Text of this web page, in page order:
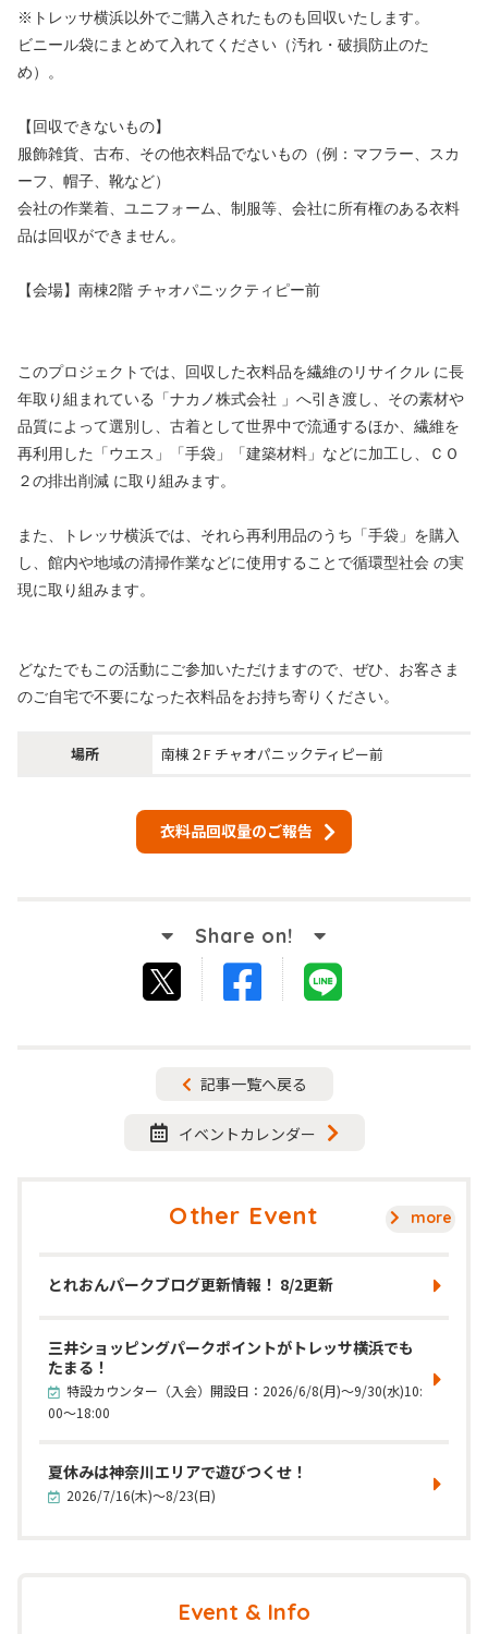
※トレッサ横浜以外でご購入されたものも回収いたします。
ビニール袋にまとめて入れてください（汚れ・破損防止のた
め）。
【回収できないもの】
服飾雑貨、古布、その他衣料品でないもの（例：マフラー、スカ
ーフ、帽子、靴など）
会社の作業着、ユニフォーム、制服等、会社に所有権のある衣料
品は回収ができません。
【会場】南棟2階 チャオパニックティピー前
このプロジェクトでは、回収した衣料品を繊維のリサイクル に長
年取り組まれている「ナカノ株式会社 」へ引き渡し、その素材や
品質によって選別し、古着として世界中で流通するほか、繊維を
再利用した「ウエス」「手袋」「建築材料」などに加工し、ＣＯ
２の排出削減 に取り組みます。
また、トレッサ横浜では、それら再利用品のうち「手袋」を購入
し、館内や地域の清掃作業などに使用することで循環型社会 の実
現に取り組みます。
どなたでもこの活動にご参加いただけますので、ぜひ、お客さま
のご自宅で不要になった衣料品をお持ち寄りください。
場所 南棟２F チャオパニックティピー前
衣料品回収量のご報告
Facebook
記事一覧へ戻る
イベントカレンダー
Other Event more
とれおんパークブログ更新情報！ 8/2更新
三井ショッピングパークポイントがトレッサ横浜でも
たまる！
特設カウンター（入会）開設日：2026/6/8(月)～9/30(水)10:
00～18:00
夏休みは神奈川エリアで遊びつくせ！
2026/7/16(木)～8/23(日)
Event & Info